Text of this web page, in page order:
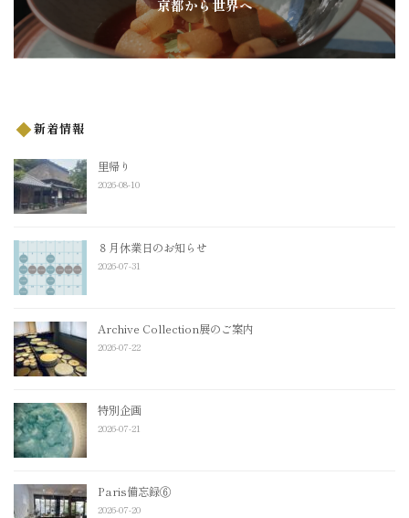
京都から世界へ
新着情報
里帰り
2026-08-10
８月休業日のお知らせ
2026-07-31
Archive Collection展のご案内
2026-07-22
特別企画
2026-07-21
Paris備忘録⑥
2026-07-20